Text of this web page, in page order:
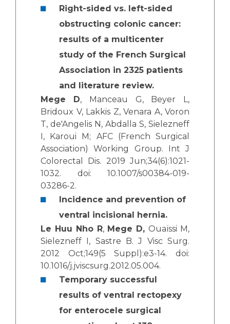
Right-sided vs. left-sided
obstructing colonic cancer:
results of a multicenter
study of the French Surgical
Association in 2325 patients
and literature review.
Mege D, Manceau G, Beyer L,
Bridoux V, Lakkis Z, Venara A, Voron
T, de'Angelis N, Abdalla S, Sielezneff
I, Karoui M; AFC (French Surgical
Association) Working Group. Int J
Colorectal Dis. 2019 Jun;34(6):1021-
1032. doi: 10.1007/s00384-019-
03286-2.
Incidence and prevention of
ventral incisional hernia.
Le Huu Nho R, Mege D, Ouaïssi M,
Sielezneff I, Sastre B. J Visc Surg.
2012 Oct;149(5 Suppl):e3-14. doi:
10.1016/j.jviscsurg.2012.05.004.
Temporary successful
results of ventral rectopexy
for enterocele surgical